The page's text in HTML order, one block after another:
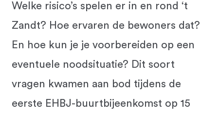
Welke risico’s spelen er in en rond ‘t
Zandt? Hoe ervaren de bewoners dat?
En hoe kun je je voorbereiden op een
eventuele noodsituatie? Dit soort
vragen kwamen aan bod tijdens de
eerste EHBJ-buurtbijeenkomst op 15